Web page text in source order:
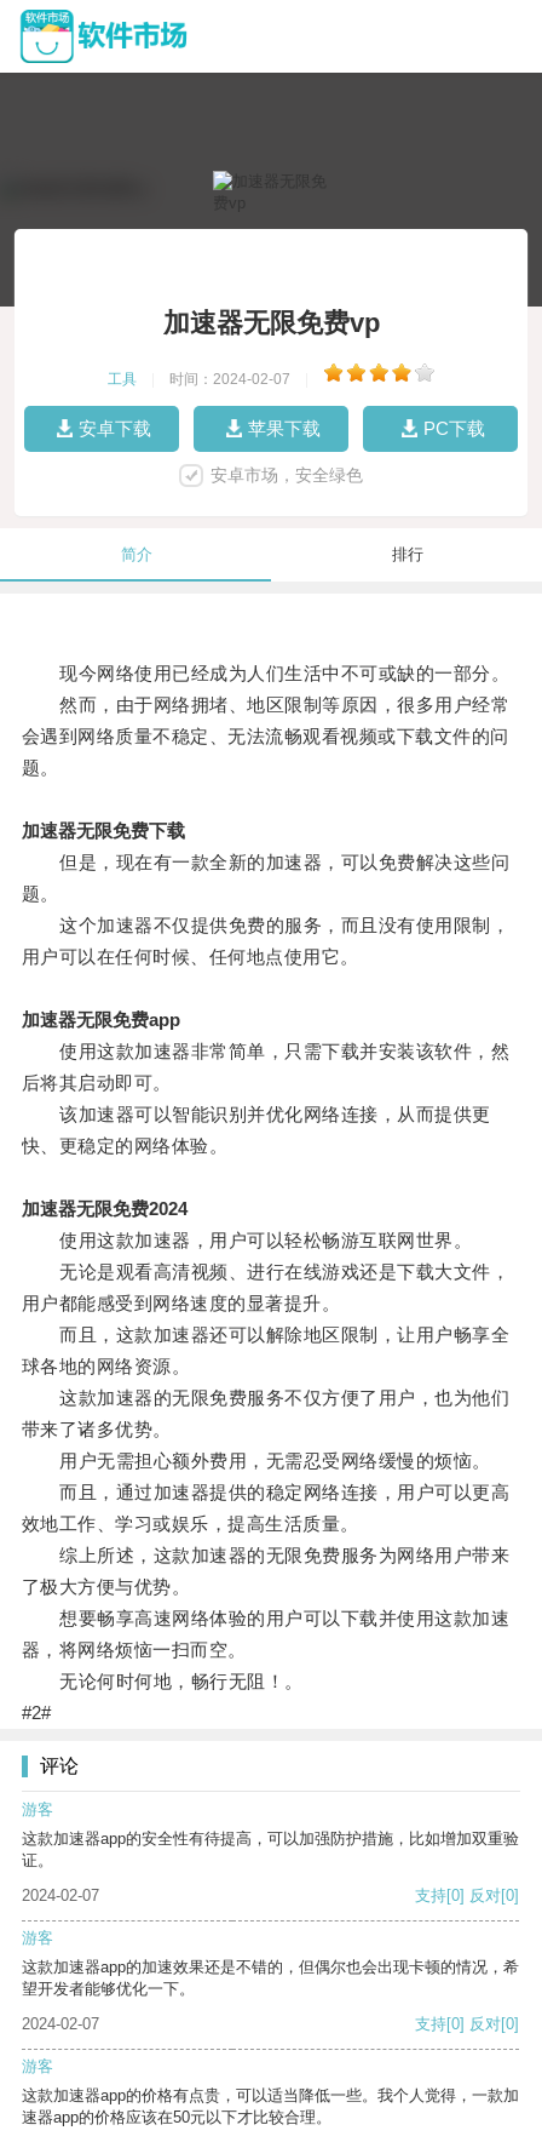
加速器无限免费vp
工具 时间：2024-02-07
安卓下载 苹果下载 PC下载
安卓市场，安全绿色
简介 排行
现今网络使用已经成为人们生活中不可或缺的一部分。
然而，由于网络拥堵、地区限制等原因，很多用户经常
会遇到网络质量不稳定、无法流畅观看视频或下载文件的问
题。
加速器无限免费下载
但是，现在有一款全新的加速器，可以免费解决这些问
题。
这个加速器不仅提供免费的服务，而且没有使用限制，
用户可以在任何时候、任何地点使用它。
加速器无限免费app
使用这款加速器非常简单，只需下载并安装该软件，然
后将其启动即可。
该加速器可以智能识别并优化网络连接，从而提供更
快、更稳定的网络体验。
加速器无限免费2024
使用这款加速器，用户可以轻松畅游互联网世界。
无论是观看高清视频、进行在线游戏还是下载大文件，
用户都能感受到网络速度的显著提升。
而且，这款加速器还可以解除地区限制，让用户畅享全
球各地的网络资源。
这款加速器的无限免费服务不仅方便了用户，也为他们
带来了诸多优势。
用户无需担心额外费用，无需忍受网络缓慢的烦恼。
而且，通过加速器提供的稳定网络连接，用户可以更高
效地工作、学习或娱乐，提高生活质量。
综上所述，这款加速器的无限免费服务为网络用户带来
了极大方便与优势。
想要畅享高速网络体验的用户可以下载并使用这款加速
器，将网络烦恼一扫而空。
无论何时何地，畅行无阻！。
#2#
评论
游客
这款加速器app的安全性有待提高，可以加强防护措施，比如增加双重验
证。
2024-02-07
支持[0] 反对[0]
游客
这款加速器app的加速效果还是不错的，但偶尔也会出现卡顿的情况，希
望开发者能够优化一下。
2024-02-07
支持[0] 反对[0]
游客
这款加速器app的价格有点贵，可以适当降低一些。我个人觉得，一款加
速器app的价格应该在50元以下才比较合理。